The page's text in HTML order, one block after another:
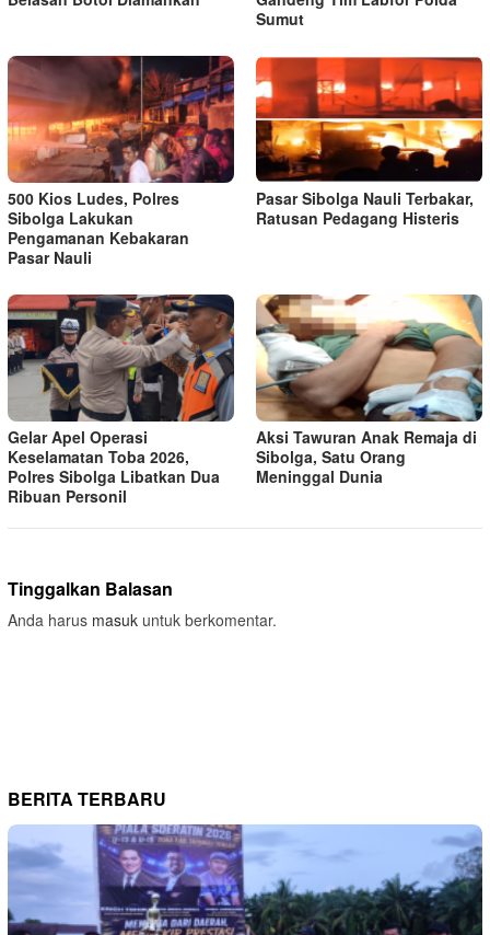
Sumut
500 Kios Ludes, Polres
Sibolga Lakukan
Pengamanan Kebakaran
Pasar Nauli
Pasar Sibolga Nauli Terbakar,
Ratusan Pedagang Histeris
Gelar Apel Operasi
Keselamatan Toba 2026,
Polres Sibolga Libatkan Dua
Ribuan Personil
Aksi Tawuran Anak Remaja di
Sibolga, Satu Orang
Meninggal Dunia
Tinggalkan Balasan
Anda harus masuk untuk berkomentar.
BERITA TERBARU